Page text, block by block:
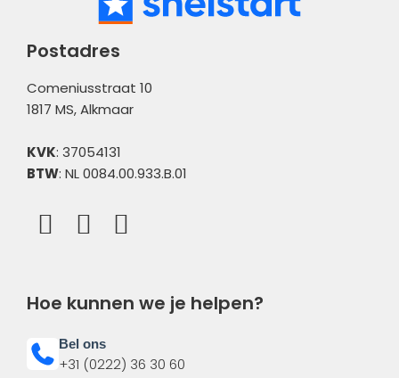
Meldingen
Postadres
Comeniusstraat 10
1817 MS, Alkmaar
KVK: 37054131
BTW: NL 0084.00.933.B.01
Hoe kunnen we je helpen?
Bel ons
+31 (0222) 36 30 60